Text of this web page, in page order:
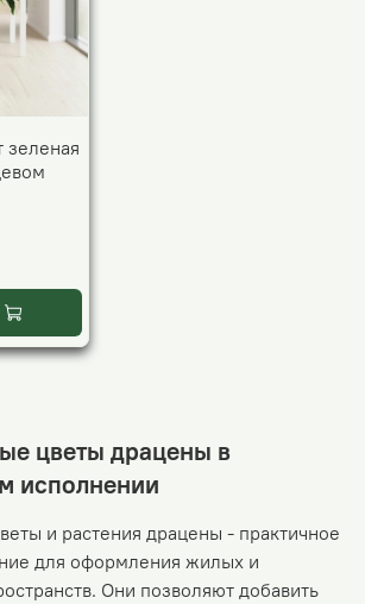
цветы драцены в
исполнении
и растения драцены - практичное
для оформления жилых и
Они позволяют добавить